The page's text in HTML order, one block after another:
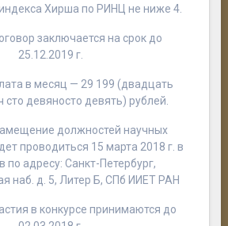
Хирша по РИНЦ не ниже 4.
заключается на срок до
25.12.2019 г.
в месяц — 29 199 (двадцать
сто девяносто девять) рублей.
должностей научных
проводиться 15 марта 2018 г. в
по адресу: Санкт-Петербург,
наб. д. 5, Литер Б, СПб ИИЕТ РАН
в конкурсе принимаются до